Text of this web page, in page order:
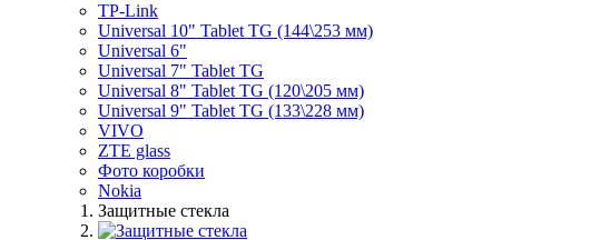
TP-Link
Universal 10" Tablet TG (144\253 мм)
Universal 6"
Universal 7" Tablet TG
Universal 8" Tablet TG (120\205 мм)
Universal 9" Tablet TG (133\228 мм)
VIVO
ZTE glass
Фото коробки
Nokia
Защитные стекла